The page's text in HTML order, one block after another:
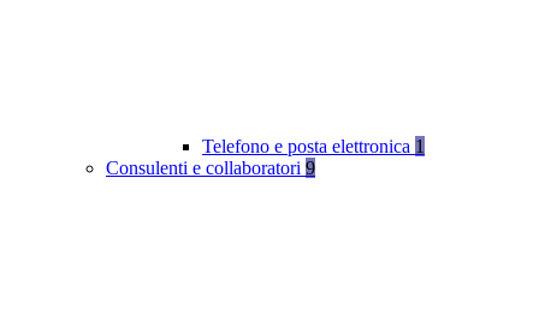
Telefono e posta elettronica 1
Consulenti e collaboratori 9